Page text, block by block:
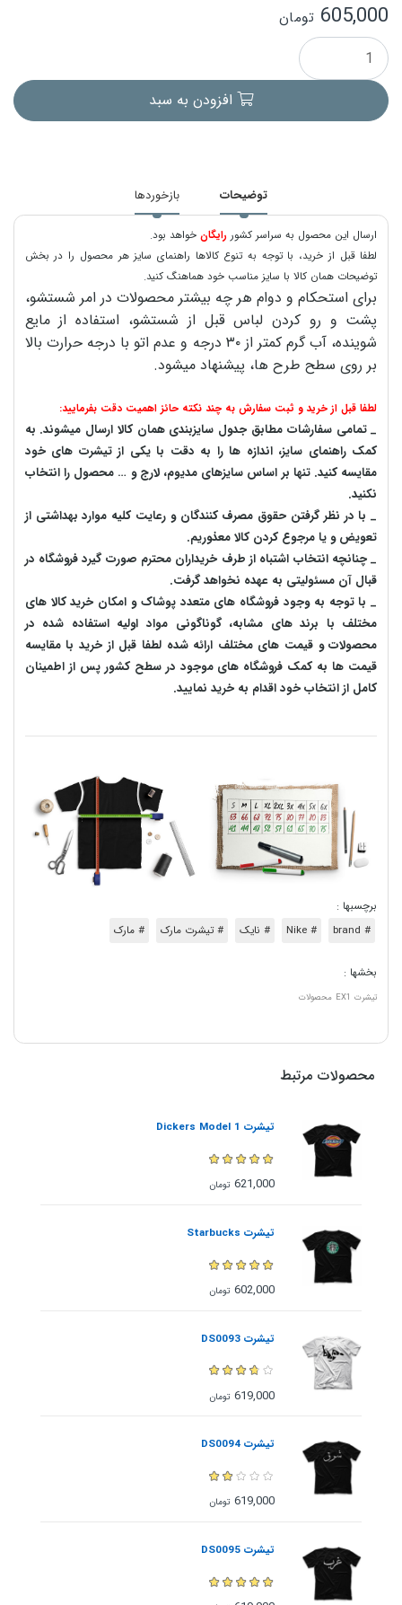
605,000 تومان
افزودن به سبد
توضیحات بازخوردها
ارسال این محصول به سراسر کشور رایگانخواهد بود.
لطفا قبل از خرید، با توجه به تنوع کالاها راهنمای سایز هر محصول را در بخش
توضیحات همان کالا با سایز مناسب خود هماهنگ کنید.
برای استحکام و دوام هر چه بیشتر محصولات در امر شستشو،
پشت و رو کردن لباس قبل از شستشو، استفاده از مایع
شوینده، آب گرم کمتر از ۳۰ درجه و عدم اتو با درجه حرارت بالا
بر روی سطح طرح ها، پیشنهاد میشود.
لطفا قبل از خرید و ثبت سفارش به چند نکته حائز اهمیت دقت بفرمایید:
_ تمامی سفارشات مطابق جدول سایزبندی همان کالا ارسال میشوند. به
کمک راهنمای سایز، اندازه ها را به دقت با یکی از تیشرت های خود
مقایسه کنید. تنها بر اساس سایزهای مدیوم، لارج و … محصول را انتخاب
نکنید.
_ با در نظر گرفتن حقوق مصرف کنندگان و رعایت کلیه موارد بهداشتی از
تعویض و یا مرجوع کردن کالا معذوریم.
_ چنانچه انتخاب اشتباه از طرف خریداران محترم صورت گیرد فروشگاه در
قبال آن مسئولیتی به عهده نخواهد گرفت.
_ با توجه به‌ وجود فروشگاه های متعدد‌ پوشاک و امکان خرید کالا های
مختلف با برند های مشابه، گوناگونی مواد اولیه استفاده شده در
محصولات و قیمت های مختلف ارائه شده لطفا قبل از خرید با مقایسه
قیمت ها به کمک فروشگاه های موجود در سطح کشور پس از اطمینان
کامل از انتخاب خود اقدام به خرید نمایید.
برچسبها :
# brand
# Nike # نایک # تیشرت مارک # مارک
بخشها :
تیشرت EX1 محصولات
محصولات مرتبط
تیشرت Dickers Model 1
621,000 تومان
تیشرت Starbucks
602,000 تومان
تیشرت DS0093
619,000 تومان
تیشرت DS0094
619,000 تومان
تیشرت DS0095